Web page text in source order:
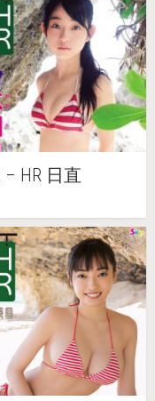
– HR 日直